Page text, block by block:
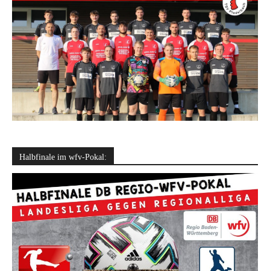
Halbfinale im wfv-Pokal: